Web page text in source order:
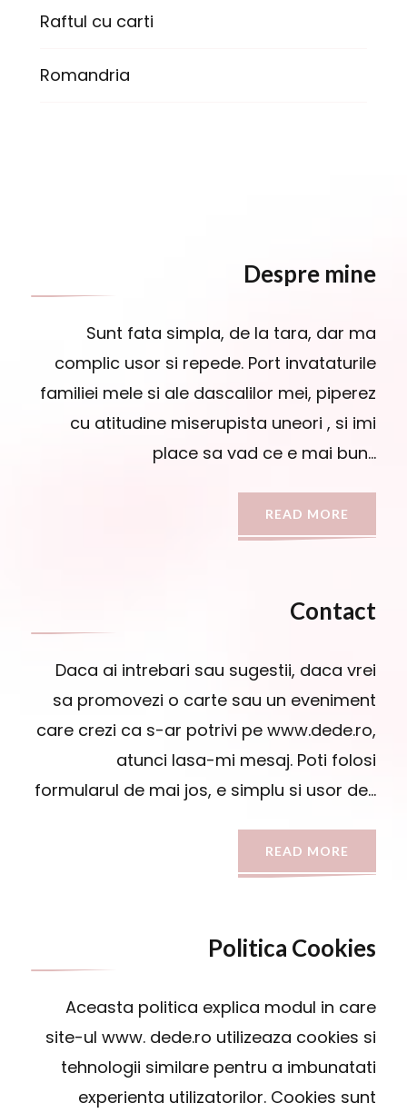
Raftul cu carti
Romandria
Despre mine
Sunt fata simpla, de la tara, dar ma
complic usor si repede. Port invataturile
familiei mele si ale dascalilor mei, piperez
cu atitudine miserupista uneori , si imi
place sa vad ce e mai bun…
READ MORE
Contact
Daca ai intrebari sau sugestii, daca vrei
sa promovezi o carte sau un eveniment
care crezi ca s-ar potrivi pe www.dede.ro,
atunci lasa-mi mesaj. Poti folosi
formularul de mai jos, e simplu si usor de…
READ MORE
Politica Cookies
Aceasta politica explica modul in care
site-ul www. dede.ro utilizeaza cookies si
tehnologii similare pentru a imbunatati
experienta utilizatorilor. Cookies sunt